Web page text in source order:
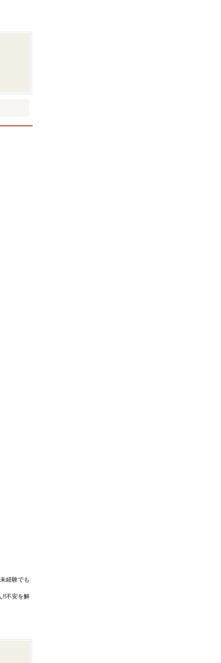
経験でも
!!不安を解